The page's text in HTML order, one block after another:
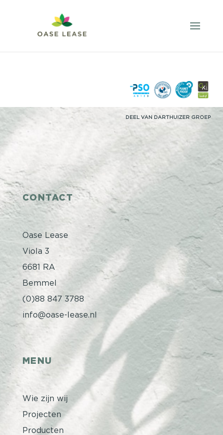
CONTACT
Oase Lease
Viola 3
6681 RA
Bemmel
(0)88 847 3788
info@oase-lease.nl
MENU
Wie zijn wij
Projecten
Producten